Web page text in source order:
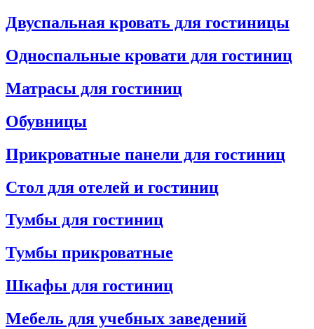
Двуспальная кровать для гостиницы
Односпальные кровати для гостиниц
Матрасы для гостиниц
Обувницы
Прикроватные панели для гостиниц
Стол для отелей и гостиниц
Тумбы для гостиниц
Тумбы прикроватные
Шкафы для гостиниц
Мебель для учебных заведений